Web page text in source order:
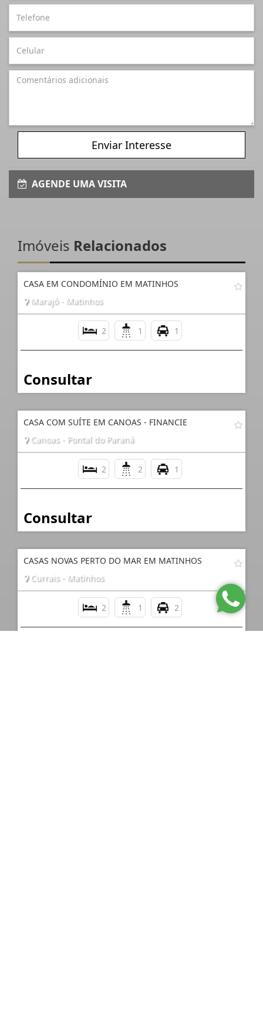
Enviar Interesse
AGENDE UMA VISITA
Imóveis Relacionados
CASA EM CONDOMÍNIO EM MATINHOS
Marajó - Matinhos
2 1 1
Consultar
CASA COM SUÍTE EM CANOAS - FINANCIE
Canoas - Pontal do Paraná
2 2 1
Consultar
CASAS NOVAS PERTO DO MAR EM MATINHOS
Currais - Matinhos
2 1 2